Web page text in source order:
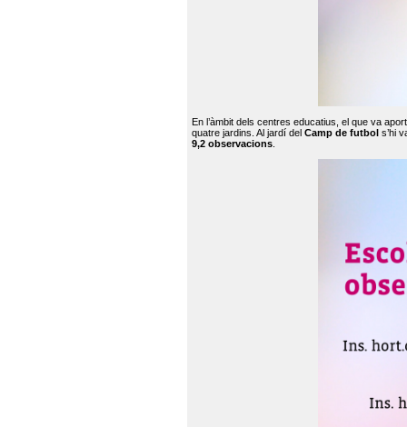
En l’àmbit dels centres educatius, el que va
quatre jardins. Al jardí del Camp de futbol s’hi
9,2 observacions